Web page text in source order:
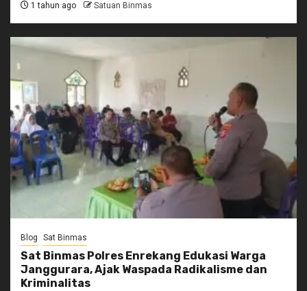
1 tahun ago Satuan Binmas
Blog Sat Binmas
Sat Binmas Polres Enrekang Edukasi Warga
Janggurara, Ajak Waspada Radikalisme dan
Kriminalitas